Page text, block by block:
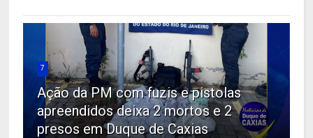
7
Ação da PM com fuzis e pistolas
apreendidos deixa 2 mortos e 2
presos em Duque de Caxias